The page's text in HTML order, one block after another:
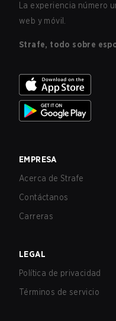
La experiencia número
web y móvil.
Strafe, todo sobre
EMPRESA
Acerca de Strafe
Contáctanos
Carreras
LEGAL
Política de privacidad
Términos de servicio